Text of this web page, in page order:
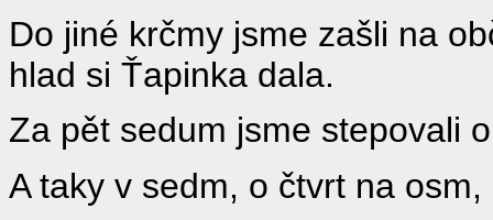
Do jiné krčmy jsme zašli na
hlad si Ťapinka dala.
Za pět sedum jsme stepovali
A taky v sedm, o čtvrt na osm,